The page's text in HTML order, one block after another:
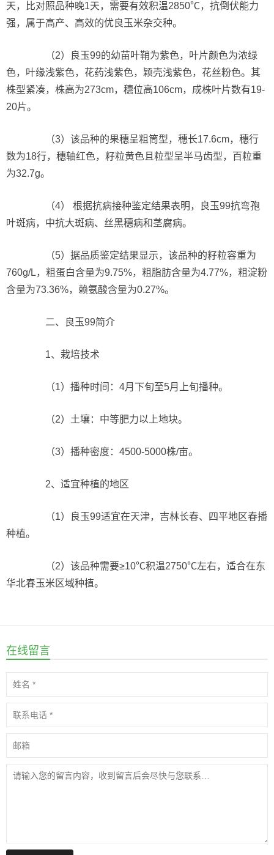
天，比对照品种晚1天，需要有效积温2850℃，抗倒伏能力
强，属于高产、高效的优良玉米杂交种。
（2）良玉99的幼苗叶鞘为紫色，叶片颜色为浓绿
色，叶缘浅紫色，花药浅紫色，颖壳浅紫色，花丝粉色。其
株型紧凑，株高为273cm，穗位高106cm，成株叶片数有19-
20片。
（3）该品种的果穗呈粗筒型，穗长17.6cm，穗行
数为18行，穗轴红色，籽粒黄色且粒型呈半马齿型，百粒重
为32.7g。
（4） 根据抗病接种鉴定结果表明，良玉99抗弯孢
叶斑病，中抗大斑病、丝黑穗病和茎腐病。
（5）据品质鉴定结果显示，该品种的籽粒容重为
760g/L，粗蛋白含量为9.75%，粗脂肪含量为4.77%，粗淀粉
含量为73.36%，赖氨酸含量为0.27%。
二、良玉99简介
1、栽培技术
（1）播种时间：4月下旬至5月上旬播种。
（2）土壤：中等肥力以上地块。
（3）播种密度：4500-5000株/亩。
2、适宜种植的地区
（1）良玉99适宜在天津，吉林长春、四平地区春播
种植。
（2）该品种需要≥10℃积温2750℃左右，适合在东
华北春玉米区域种植。
在线留言